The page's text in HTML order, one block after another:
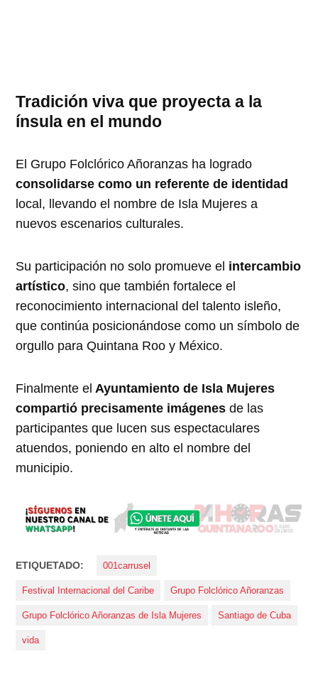
Tradición viva que proyecta a la
ínsula en el mundo
El Grupo Folclórico Añoranzas ha logrado
consolidarse como un referente de identidad
local, llevando el nombre de Isla Mujeres a
nuevos escenarios culturales.
Su participación no solo promueve el intercambio
artístico, sino que también fortalece el
reconocimiento internacional del talento isleño,
que continúa posicionándose como un símbolo de
orgullo para Quintana Roo y México.
Finalmente el Ayuntamiento de Isla Mujeres
compartió precisamente imágenes de las
participantes que lucen sus espectaculares
atuendos, poniendo en alto el nombre del
municipio.
ETIQUETADO: 001carrusel
Festival Internacional del Caribe Grupo Folclórico Añoranzas
Grupo Folclórico Añoranzas de Isla Mujeres Santiago de Cuba
vida